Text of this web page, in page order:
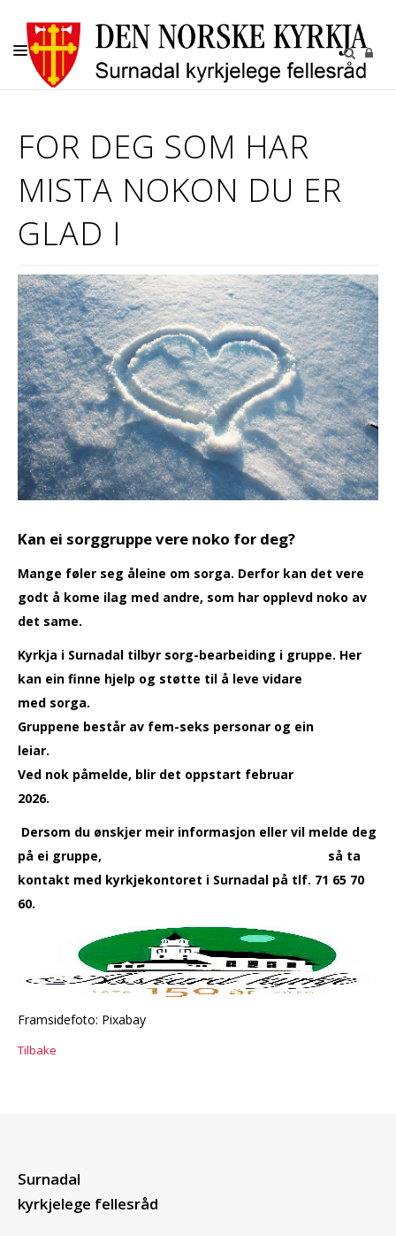
BARN OG UNGE
KYRKJENE
KYRKJEGARDANE
UTLEIGE
FOR DEG SOM HAR
MISTA NOKON DU ER
GLAD I
Kan ei sorggruppe vere noko for deg?
Mange føler seg åleine om sorga. Derfor kan det vere
godt å kome ilag med andre, som har opplevd noko av
det same.
Kyrkja i Surnadal tilbyr sorg-bearbeiding i gruppe. Her
kan ein finne hjelp og støtte til å leve vidare
med sorga.
Gruppene består av fem-seks personar og ein
leiar.
Ved nok påmelde, blir det oppstart februar
2026.
Dersom du ønskjer meir informasjon eller vil melde deg
på ei gruppe, så ta
kontakt med kyrkjekontoret i Surnadal på tlf. 71 65 70
60.
Framsidefoto: Pixabay
Tilbake
Surnadal
kyrkjelege fellesråd